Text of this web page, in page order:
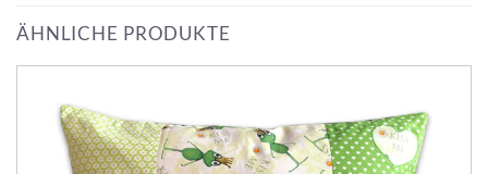
ÄHNLICHE PRODUKTE